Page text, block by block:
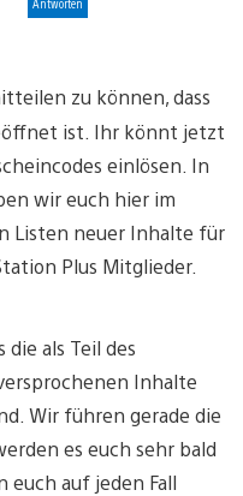
Antworten
zu können, dass
ist. Ihr könnt jetzt
einlösen. In
wir euch hier im
Listen neuer Inhalte für
Plus Mitglieder.
als Teil des
Inhalte
Wir führen gerade die
es euch sehr bald
euch auf jeden Fall